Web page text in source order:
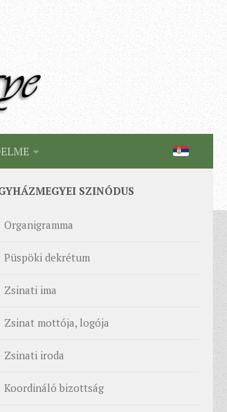
SZINÓDUS
Organigramma
Püspöki dekrétum
Zsinati ima
Zsinat mottója, logója
Zsinati iroda
Koordináló bizottság